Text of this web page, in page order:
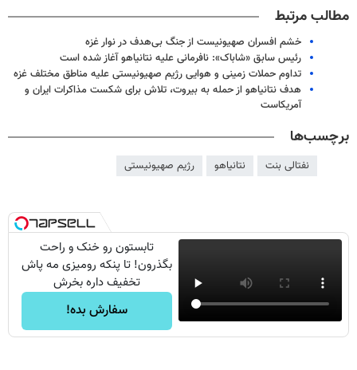
مطالب مرتبط
خشم افسران صهیونیست از جنگ بی‌هدف در نوار غزه
رئیس سابق «شاباک»: نافرمانی علیه نتانیاهو آغاز شده است
تداوم حملات زمینی و هوایی رژیم صهیونیستی علیه مناطق مختلف غزه
هدف نتانیاهو از حمله به بیروت، تلاش برای شکست مذاکرات ایران و
آمریکاست
برچسب‌ها
نفتالی بنت نتانیاهو رژیم صهیونیستی
تابستون رو خنک و راحت
بگذرون! تا پنکه رومیزی مه پاش
تخفیف داره بخرش
سفارش بده!